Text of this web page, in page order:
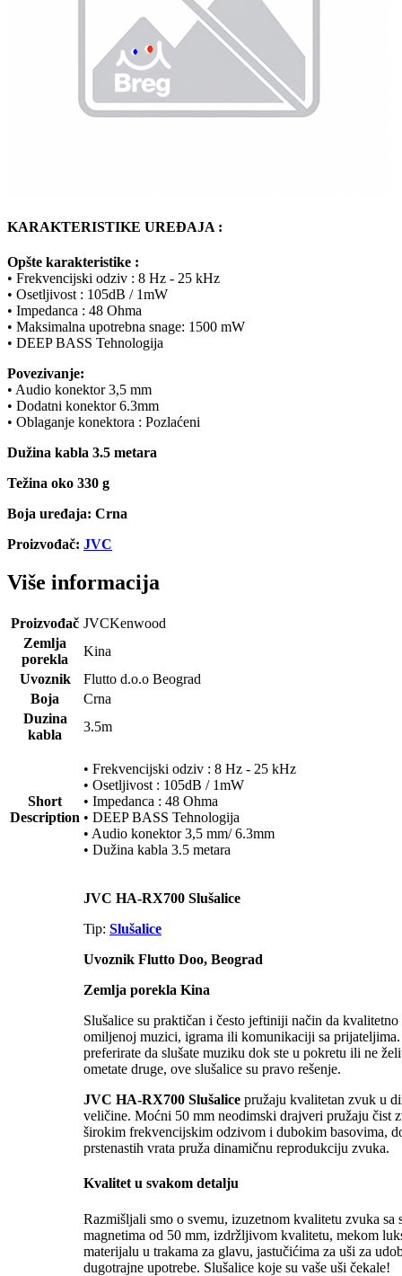
KARAKTERISTIKE UREĐAJA :
Opšte karakteristike :
• Frekvencijski odziv : 8 Hz - 25 kHz
• Osetljivost : 105dB / 1mW
• Impedanca : 48 Ohma
• Maksimalna upotrebna snage: 1500 mW
• DEEP BASS Tehnologija
Povezivanje:
• Audio konektor 3,5 mm
• Dodatni konektor 6.3mm
• Oblaganje konektora : Pozlaćeni
Dužina kabla 3.5 metara
Težina oko 330 g
Boja uređaja: Crna
Proizvođač: JVC
Više informacija
Proizvođač JVCKenwood
Zemlja
porekla
Kina
Uvoznik
Flutto d.o.o Beograd
Boja
Crna
Duzina
kabla
3.5m
Short
Description
• Frekvencijski odziv : 8 Hz - 25 kHz
• Osetljivost : 105dB / 1mW
• Impedanca : 48 Ohma
• DEEP BASS Tehnologija
• Audio konektor 3,5 mm/ 6.3mm
• Dužina kabla 3.5 metara
JVC HA-RX700 Slušalice
Tip: Slušalice
Uvoznik Flutto Doo, Beograd
Zemlja porekla Kina
Slušalice su praktičan i često jeftiniji način da kvalitetno
omiljenoj muzici, igrama ili komunikaciji sa
preferirate da slušate muziku dok ste u pokretu ili ne
ometate druge, ove slušalice su pravo rešenje.
JVC HA-RX700 Slušalice pružaju kvalitetan zvuk u
veličine. Moćni 50 mm neodimski drajveri pružaju čist
širokim frekvencijskim odzivom i dubokim basovima,
prstenastih vrata pruža dinamičnu reprodukciju zvuka.
Kvalitet u svakom detalju
Razmišljali smo o svemu, izuzetnom kvalitetu zvuka sa
magnetima od 50 mm, izdržljivom kvalitetu, mekom
materijalu u trakama za glavu, jastučićima za uši za
dugotrajne upotrebe. Slušalice koje su vaše uši čekale!